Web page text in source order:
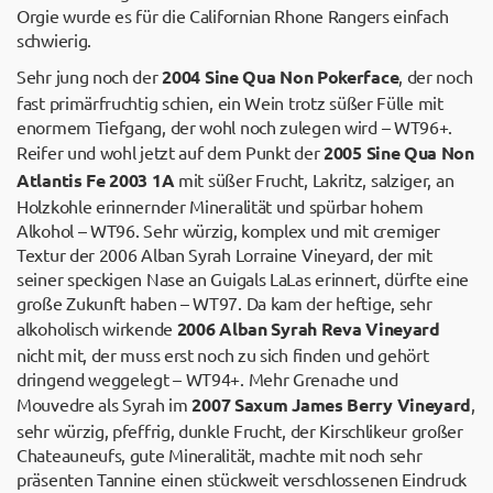
Orgie wurde es für die Californian Rhone Rangers einfach
schwierig.
Sehr jung noch der2004 Sine Qua Non Pokerface, der noch
fast primärfruchtig schien, ein Wein trotz süßer Fülle mit
enormem Tiefgang, der wohl noch zulegen wird – WT96+.
Reifer und wohl jetzt auf dem Punkt der2005 Sine Qua Non
Atlantis Fe 2003 1A mit süßer Frucht, Lakritz, salziger, an
Holzkohle erinnernder Mineralität und spürbar hohem
Alkohol – WT96. Sehr würzig, komplex und mit cremiger
Textur der 2006 Alban Syrah Lorraine Vineyard, der mit
seiner speckigen Nase an Guigals LaLas erinnert, dürfte eine
große Zukunft haben – WT97. Da kam der heftige, sehr
alkoholisch wirkende 2006 Alban Syrah Reva Vineyard
nicht mit, der muss erst noch zu sich finden und gehört
dringend weggelegt – WT94+. Mehr Grenache und
Mouvedre als Syrah im2007 Saxum James Berry Vineyard
sehr würzig, pfeffrig, dunkle Frucht, der Kirschlikeur großer
Chateauneufs, gute Mineralität, machte mit noch sehr
präsenten Tannine einen stückweit verschlossenen Eindruck